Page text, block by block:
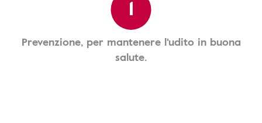
1
Prevenzione, per mantenere l'udito in buona
salute.